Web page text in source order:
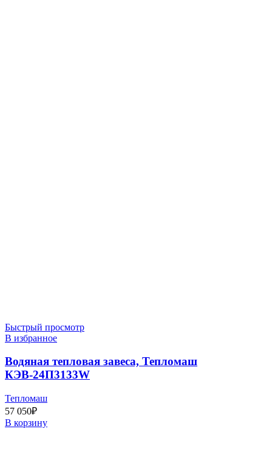
Быстрый просмотр
В избранное
Водяная тепловая завеса, Тепломаш
КЭВ-24П3133W
Тепломаш
57 050₽
В корзину